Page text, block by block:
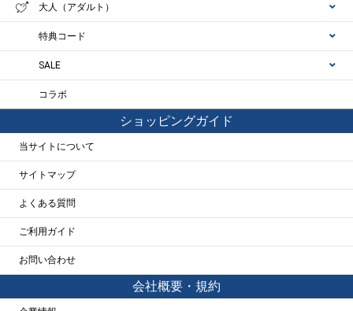
大人（アダルト）
特典コード
SALE
コラボ
ショッピングガイド
当サイトについて
サイトマップ
よくある質問
ご利用ガイド
お問い合わせ
会社概要・規約